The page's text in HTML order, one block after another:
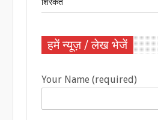
शिरकत
हमें न्यूज़ / लेख भेजें
Your Name (required)